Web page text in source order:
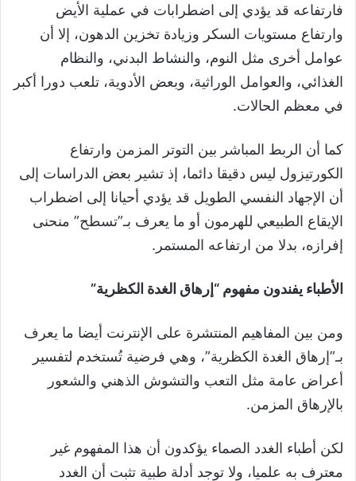
فارتفاعه قد يؤدي إلى اضطرابات في عملية الأيض
وارتفاع مستويات السكر وزيادة تخزين الدهون، إلا أن
عوامل أخرى مثل النوم، والنشاط البدني، والنظام
الغذائي، والعوامل الوراثية، وبعض الأدوية، تلعب دورا أكبر
في معظم الحالات.
كما أن الربط المباشر بين التوتر المزمن وارتفاع
الكورتيزول ليس دقيقا دائما، إذ تشير بعض الدراسات إلى
أن الإجهاد النفسي الطويل قد يؤدي أحيانا إلى اضطراب
الإيقاع الطبيعي للهرمون أو ما يعرف بـ”تسطح” منحنى
إفرازه، بدلا من ارتفاعه المستمر.
الأطباء يفندون مفهوم “إرهاق الغدة الكظرية”
ومن بين المفاهيم المنتشرة على الإنترنت أيضا ما يعرف
بـ”إرهاق الغدة الكظرية”، وهي فرضية تُستخدم لتفسير
أعراض عامة مثل التعب والتشوش الذهني والشعور
بالإرهاق المزمن.
لكن أطباء الغدد الصماء يؤكدون أن هذا المفهوم غير
معترف به علميا، ولا توجد أدلة طبية تثبت أن الغدد